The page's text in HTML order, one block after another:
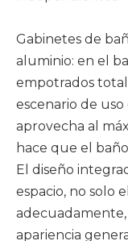
Gabinetes de
aluminio: en el
empotrados
escenario de
aprovecha al
hace que el
‌El diseño
espacio, no solo
apariencia